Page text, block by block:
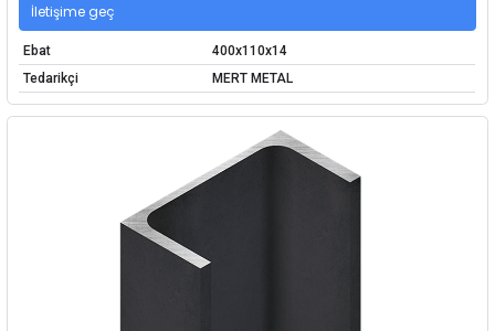
İletişime geç
Ebat
400x110x14
Tedarikçi
MERT METAL